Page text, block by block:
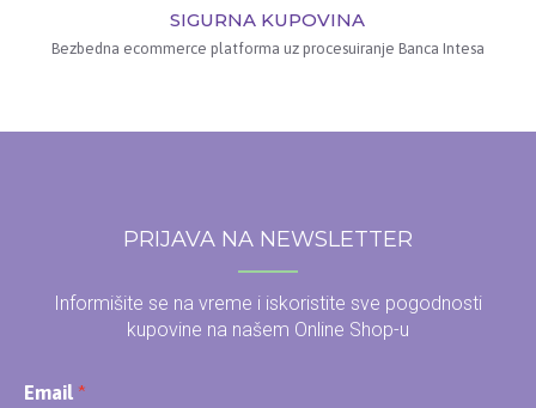
SIGURNA KUPOVINA
Bezbedna ecommerce platforma uz procesuiranje Banca Intesa
PRIJAVA NA NEWSLETTER
Informišite se na vreme i iskoristite sve pogodnosti
kupovine na našem Online Shop-u
Email